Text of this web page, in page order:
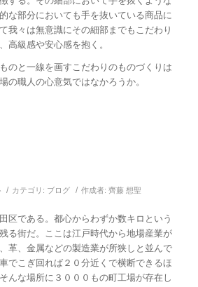
な部分においても手を抜いている商品に
我々は無意識にその細部までもこだわり
高級感や安心感を抱く。
のと一線を画すこだわりのものづくりは
の職人の心意気ではなかろうか。
/ カテゴリ: ブログ / 作成者: 齊藤 想聖
区である。都心からわずか数キロという
る街だ。ここは江戸時代から地場産業が
革、金属などの製造業が所狭しと並んで
でこぎ回れば２０分近くで横断できるほ
んな場所に３０００もの町工場が存在し